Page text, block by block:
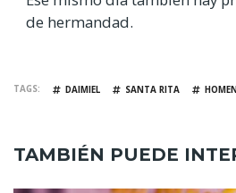
de hermandad.
TAGS DAIMIEL SANTA RITA
TAMBIÉN PUEDE